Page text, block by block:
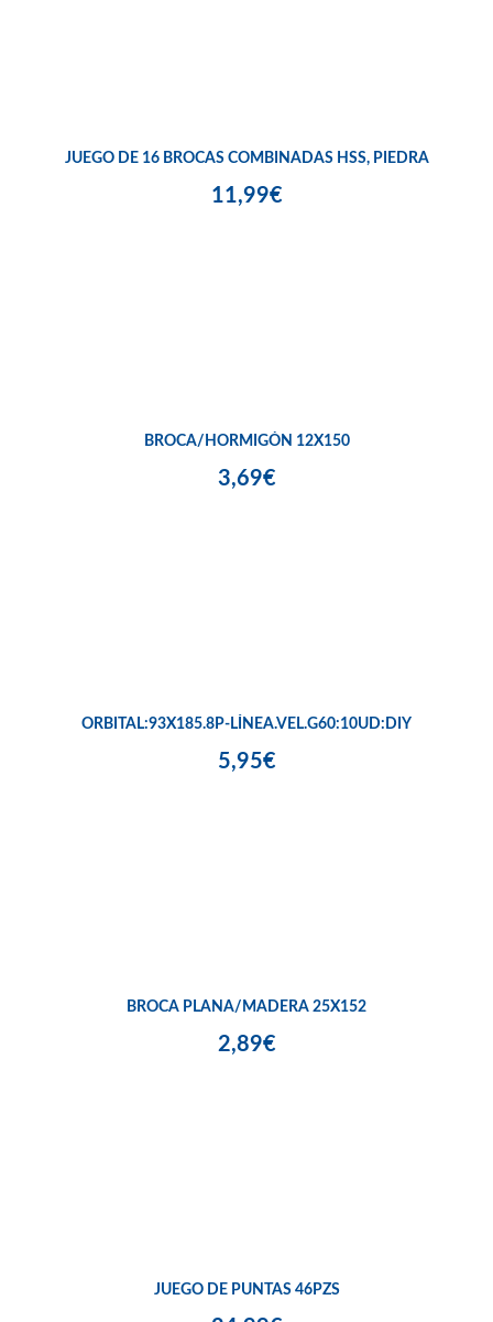
JUEGO DE 16 BROCAS COMBINADAS HSS, PIEDRA
11,99€
BROCA/HORMIGÓN 12X150
3,69€
ORBITAL:93X185.8P-LÍNEA.VEL.G60:10UD:DIY
5,95€
BROCA PLANA/MADERA 25X152
2,89€
JUEGO DE PUNTAS 46PZS